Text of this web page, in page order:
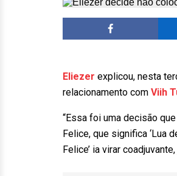
Eliezer explicou, nesta
relacionamento com Viih
“Essa foi uma decisão
Felice, que significa ‘Lua
Felice’ ia virar